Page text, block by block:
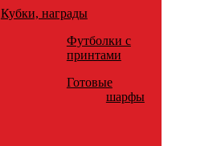
Кубки, награды
Футболки с
принтами
Готовые
шарфы